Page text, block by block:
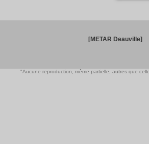
[METAR Deauville]
"Aucune reproduction, même partielle, autres que